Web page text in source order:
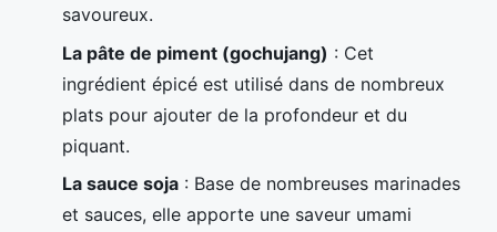
savoureux.
La pâte de piment (gochujang) : Cet
ingrédient épicé est utilisé dans de nombreux
plats pour ajouter de la profondeur et du
piquant.
La sauce soja : Base de nombreuses marinades
et sauces, elle apporte une saveur umami